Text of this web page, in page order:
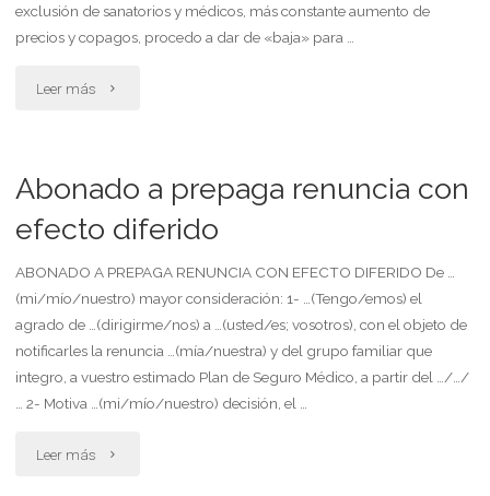
su
exclusión de sanatorios y médicos, más constante aumento de
precios y copagos, procedo a dar de «baja» para …
Leer más "Abonado
aumento
precios
y
Abonado a prepaga renuncia con
efecto diferido
ABONADO A PREPAGA RENUNCIA CON EFECTO DIFERIDO De …
(mi/mío/nuestro) mayor consideración: 1- …(Tengo/emos) el
agrado de …(dirigirme/nos) a …(usted/es; vosotros), con el objeto de
notificarles la renuncia …(mía/nuestra) y del grupo familiar que
integro, a vuestro estimado Plan de Seguro Médico, a partir del …/…/
… 2- Motiva …(mi/mío/nuestro) decisión, el …
Leer más "Abonado